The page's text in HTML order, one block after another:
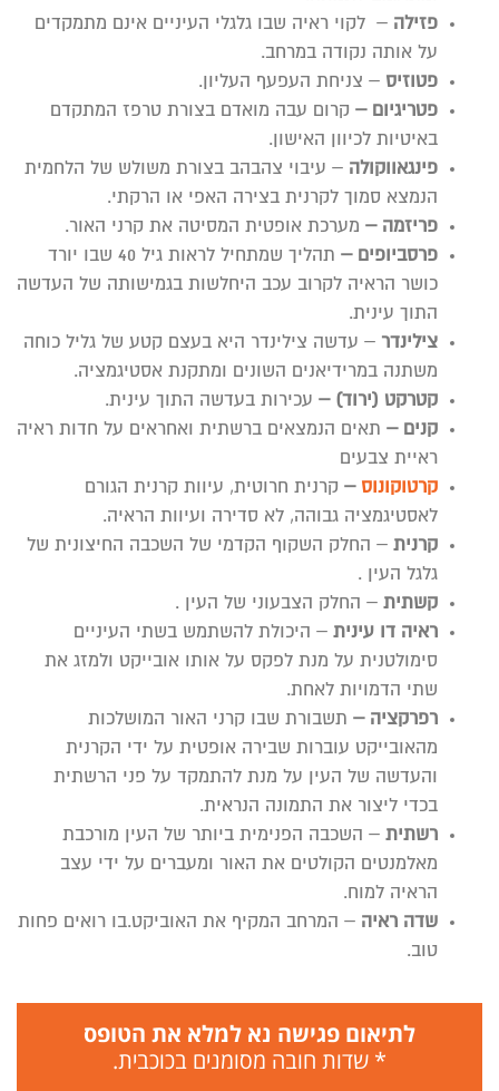
פזילה – לקוי ראיה שבו גלגלי העיניים אינם מתמקדים
על אותה נקודה במרחב.
פטוזיס – צניחת העפעף העליון.
פטריגיום – קרום עבה מואדם בצורת טרפז המתקדם
באיטיות לכיוון האישון.
פינגאווקולה – עיבוי צהבהב בצורת משולש של הלחמית
הנמצא סמוך לקרנית בצירה האפי או הרקתי.
פריזמה – מערכת אופטית המסיטה את קרני האור.
פרסביופים –
תהליך שמתחיל לראות גיל 40 שבו יורד
כושר הראיה לקרוב עכב היחלשות בגמישותה של העדשה
התוך עינית.
צילינדר – עדשה צילינדר היא בעצם קטע של גליל כוחה
משתנה במרידיאנים השונים ומתקנת אסטיגמציה.
קטרקט (ירוד) – עכירות בעדשה התוך עינית.
קנים – תאים הנמצאים ברשתית ואחראים על חדות ראיה
ראיית צבעים
קרטוקונוס – קרנית חרוטית, עיוות קרנית הגורם
לאסטיגמציה גבוהה, לא סדירה ועיוות הראיה.
קרנית – החלק השקוף הקדמי של השכבה החיצונית של
גלגל העין .
קשתית – החלק הצבעוני של העין .
ראיה דו עינית – היכולת להשתמש בשתי העיניים
סימולטנית על מנת לפקס על אותו אובייקט ולמזג את
שתי הדמויות לאחת.
רפרקציה – תשבורת שבו קרני האור המושלכות
מהאובייקט עוברות שבירה אופטית על ידי הקרנית
והעדשה של העין על מנת להתמקד על פני הרשתית
בכדי ליצור את התמונה הנראית.
רשתית – השכבה הפנימית ביותר של העין מורכבת
מאלמנטים הקולטים את האור ומעברים על ידי עצב
הראיה למוח.
שדה ראיה – המרחב המקיף את האוביקט.בו רואים פחות
טוב.
לתיאום פגישה נא למלא את הטופס
* שדות חובה מסומנים בכוכבית.